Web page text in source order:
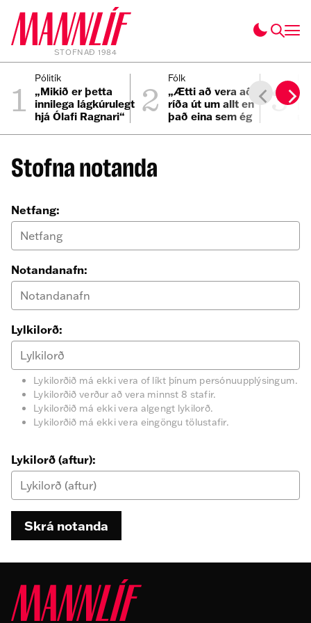
STOFNAÐ 1984
1 Pólitík
„Mikið er þetta
innilega lágkúrulegt
hjá Ólafi Ragnari“
2 Fólk
„Ætti að vera að
ríða út um allt en
það eina sem ég
3
Stofna notanda
Netfang:
Notandanafn:
Lylkilorð:
Lykilorðið má ekki vera of líkt þínum persónuupplýsingum.
Lykilorðið verður að vera minnst 8 stafir.
Lykilorðið má ekki vera algengt lykilorð.
Lykilorðið má ekki vera eingöngu tölustafir.
Lykilorð (aftur):
Skrá notanda